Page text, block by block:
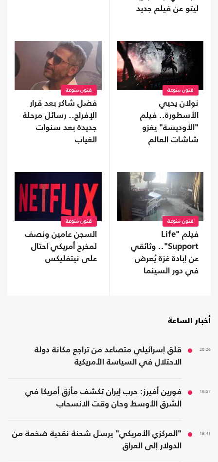
ليتو عن فيلم جديد
فنون منوعة
نولان يحيي
الأسطورة.. فيلم
"الأوديسة" يغزو
شاشات العالم
فنون منوعة
فضل شاكر بعد قرار
الإفراج.. رسائل مرحلة
جديدة بعد سنوات
الغياب
فنون منوعة
فيلم "Life
Support".. وثائقي
عن إبادة غزة يُعرض
في دور السينما
فنون منوعة
السجن عامين ونصف
لمخرج أمريكي احتال
على نيتفليكس
أخبار الساعة
20:26
قلق إسرائيلي متصاعد من تراجع مكانة دولة
الاحتلال في السياسة الأمريكية
19:57
فورين أفيرز: حرب إيران تكشف مأزق أمريكا في
الشرق الأوسط وحان وقت الانسحاب
19:41
"المركزي الأمريكي" يرسل شحنة نقدية ضخمة من
الدولار إلى العراق